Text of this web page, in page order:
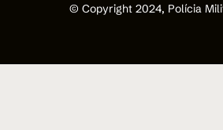
© Copyright 2024, Polícia